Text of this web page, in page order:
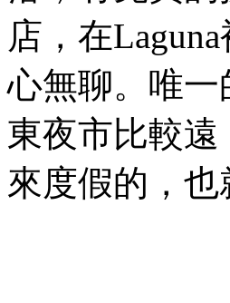
店，在Laguna
心無聊。唯
東夜市比較
來度假的，